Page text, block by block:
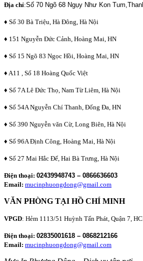
Địa chỉ:Số 70 Ngõ 68 Ngụy Như Kon
♦ Số 30 Bà Triệu, Hà Đông, Hà Nội
♦ 151 Nguyễn Đức Cảnh, Hoàng Mai, HN
♦ Số 15 Ngõ 83 Ngọc Hồi, Hoàng Mai, HN
♦ A11 , Số 18 Hoàng Quốc Việt
♦ Số 7A Lê Đức Thọ, Nam Từ Liêm, Hà Nội
♦ Số 54A Nguyễn Chí Thanh, Đống Đa, HN
♦ Số 390 Nguyễn văn Cừ, Long Biên, Hà Nội
♦ Số 96A Định Công, Hoàng Mai, Hà Nội
♦ Số 27 Mai Hắc Đế, Hai Bà Trưng, Hà Nội
Điện thoại: 02439948743 – 0866636603
Email: mucinphuongdong@gmail.com
VĂN PHÒNG TẠI HỒ CHÍ MINH
VPGD: Hẻm 1113/51 Huỳnh Tấn Phát, Quận 7,
Điện thoại: 02835001618 – 0868212166
Email: mucinphuongdong@gmail.com